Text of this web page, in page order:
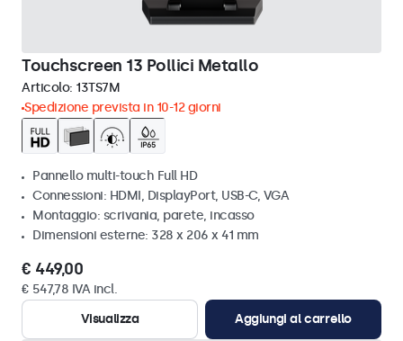
Touchscreen 13 Pollici Metallo
Articolo: 13TS7M
Spedizione prevista in 10-12 giorni
Pannello multi-touch Full HD
Connessioni: HDMI, DisplayPort, USB-C, VGA
Montaggio: scrivania, parete, incasso
Dimensioni esterne: 328 x 206 x 41 mm
€ 449,00
€ 547,78 IVA incl.
Visualizza
Aggiungi al carrello